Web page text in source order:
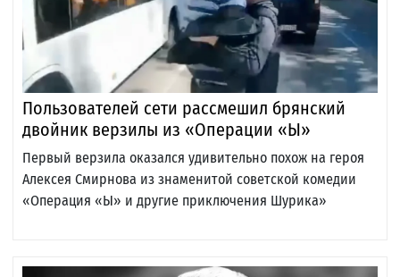
Пользователей сети рассмешил брянский
двойник верзилы из «Операции «Ы»
Первый верзила оказался удивительно похож на героя
Алексея Смирнова из знаменитой советской комедии
«Операция «Ы» и другие приключения Шурика»